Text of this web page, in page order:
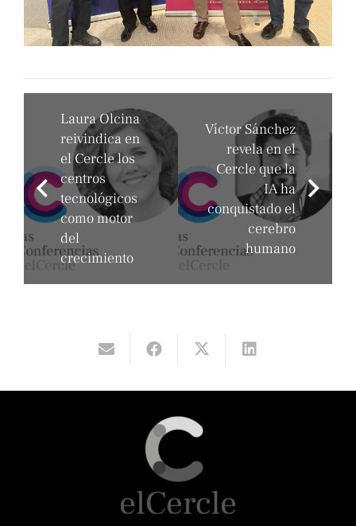
Laura Olcina
reivindica en
el Cercle los
centros
tecnológicos
como motor
del
crecimiento
Víctor Sánchez
revela en el
Cercle que la
IA ha
conquistado el
cerebro
humano